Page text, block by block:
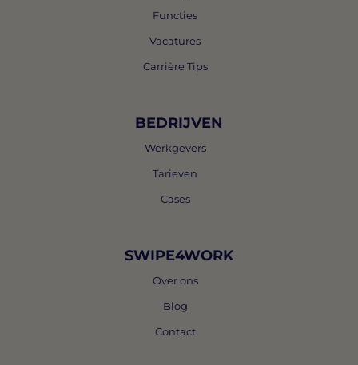
Functies
Vacatures
Carrière Tips
BEDRIJVEN
Werkgevers
Tarieven
Cases
SWIPE4WORK
Over ons
Blog
Contact